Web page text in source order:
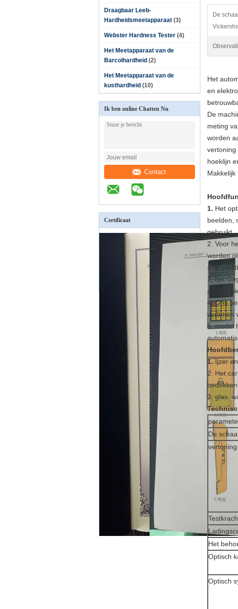
Draagbaar Leeb-
Hardheidsmeetapparaat (3)
Webster Hardness Tester (4)
Het Meetapparaat van de
Barcolhardheid (2)
Het Meetapparaat van de
kusthardheid (10)
Ik ben online Chatten Nu
Contact
Certificaat
De
Het
en
De
meting
worden
vertoning
hoeklijn
1. Het
beelden,
gebruikt.
2. Voor
worden
zich
3, het
4. Ons
verlenen
5, model
1.Ijzer
2. Het
3, glas,
De
vertoning
Het
Optisch
Optisch